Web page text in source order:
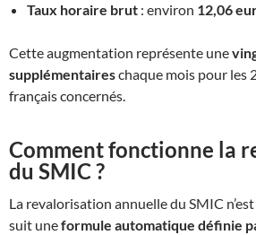
Taux horaire brut : environ 12,06
Cette augmentation représente une
supplémentaireschaque mois pour les
français concernés.​
Comment fonctionne la
du SMIC ?
La revalorisation annuelle du SMIC
suit uneformule automatique définie